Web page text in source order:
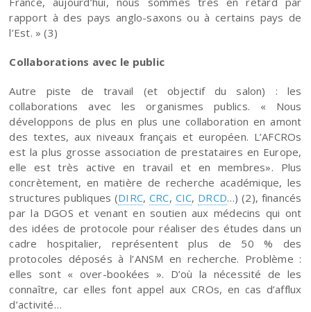
rapport à des pays anglo-saxons ou à certains pays de
l’Est. » (3)
Collaborations avec le public
Autre piste de travail (et objectif du salon) : les
collaborations avec les organismes publics. « Nous
développons de plus en plus une collaboration en amont
des textes, aux niveaux français et européen. L’AFCROs
est la plus grosse association de prestataires en Europe,
elle est très active en travail et en membres». Plus
concrètement, en matière de recherche académique, les
structures publiques (DIRC,CRC, CIC, DRCD…) (2), financés
par la DGOS et venant en soutien aux médecins qui ont
des idées de protocole pour réaliser des études dans un
cadre hospitalier, représentent plus de 50 % des
protocoles déposés à l’ANSM en recherche. Problème :
elles sont « over-bookées ». D’où la nécessité de les
connaître, car elles font appel aux CROs, en cas d’afflux
d’activité…